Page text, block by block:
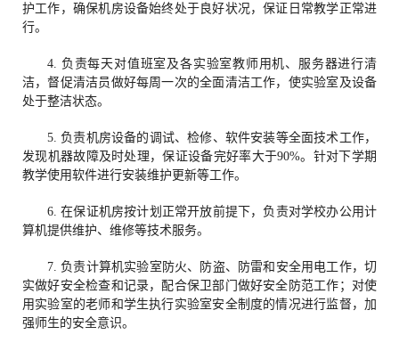
护工作，确保机房设备始终处于良好状况，保证日常教学正常进
行。
4. 负责每天对值班室及各实验室教师用机、服务器进行清
洁，督促清洁员做好每周一次的全面清洁工作，使实验室及设备
处于整洁状态。
5. 负责机房设备的调试、检修、软件安装等全面技术工作，
发现机器故障及时处理，保证设备完好率大于90%。针对下学期
教学使用软件进行安装维护更新等工作。
6. 在保证机房按计划正常开放前提下，负责对学校办公用计
算机提供维护、维修等技术服务。
7. 负责计算机实验室防火、防盗、防雷和安全用电工作，切
实做好安全检查和记录，配合保卫部门做好安全防范工作；对使
用实验室的老师和学生执行实验室安全制度的情况进行监督，加
强师生的安全意识。